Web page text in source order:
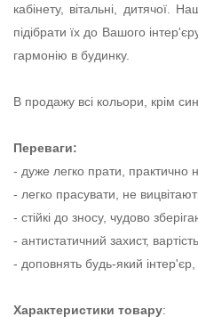
кабінету, вітальні, дитячої.
підібрати їх до Вашого
гармонію в будинку.
В продажу всі кольори, крім
Переваги:
- дуже легко прати, практично
- легко прасувати, не
- стійкі до зносу, чудово
- антистатичний захист,
- доповнять будь-який інтер'єр,
Характеристики товару: